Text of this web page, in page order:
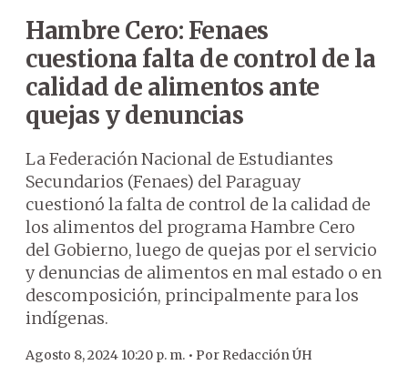
Hambre Cero: Fenaes
cuestiona falta de control de la
calidad de alimentos ante
quejas y denuncias
La Federación Nacional de Estudiantes
Secundarios (Fenaes) del Paraguay
cuestionó la falta de control de la calidad de
los alimentos del programa Hambre Cero
del Gobierno, luego de quejas por el servicio
y denuncias de alimentos en mal estado o en
descomposición, principalmente para los
indígenas.
Agosto 8, 2024 10:20 p. m. • Por Redacción ÚH